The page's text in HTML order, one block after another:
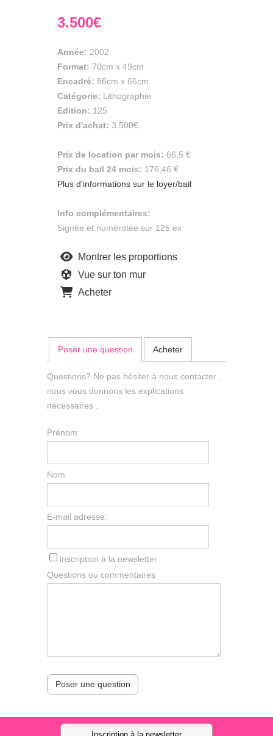
3.500€
Année: 2002
Format: 70cm x 49cm
Encadré: 86cm x 66cm
Catégorie: Lithographie
Edition: 125
Prix d'achat: 3.500€
Prix de location par mois: 66,5 €
Prix du bail 24 mois: 176,46 €
Plus d'informations sur le loyer/bail
Info complémentaires:
Signée et numérotée sur 125 ex
Montrer les proportions
Vue sur ton mur
Acheter
Poser une question Acheter
Questions? Ne pas hésiter à nous contacter ,
nous vous donnons les explications
nécessaires .
Prénom:
Nom:
E-mail adresse:
Inscription à la newsletter
Questions ou commentaires
Poser une question